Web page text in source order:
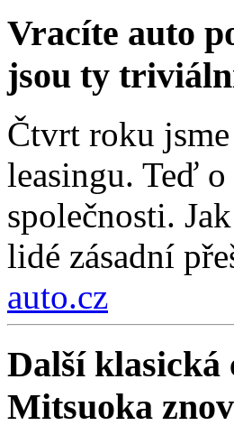
Vracíte auto
jsou ty
Čtvrt roku
leasingu. Teď
společnosti.
lidé zásadní
auto.cz
Další
Mitsuoka